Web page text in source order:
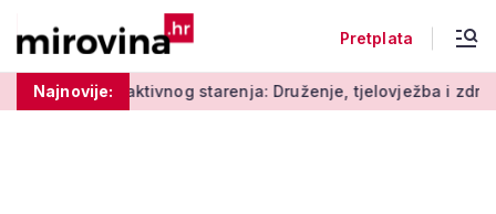
Pretplata
Najnovije:aktivnog starenja: Druženje, tjelovježba i zdrava